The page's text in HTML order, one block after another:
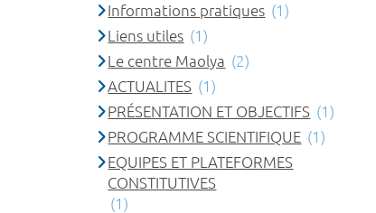
Informations pratiques (1)
Liens utiles (1)
Le centre Maolya (2)
ACTUALITES (1)
PRÉSENTATION ET OBJECTIFS (1)
PROGRAMME SCIENTIFIQUE (1)
EQUIPES ET PLATEFORMES
CONSTITUTIVES
(1)